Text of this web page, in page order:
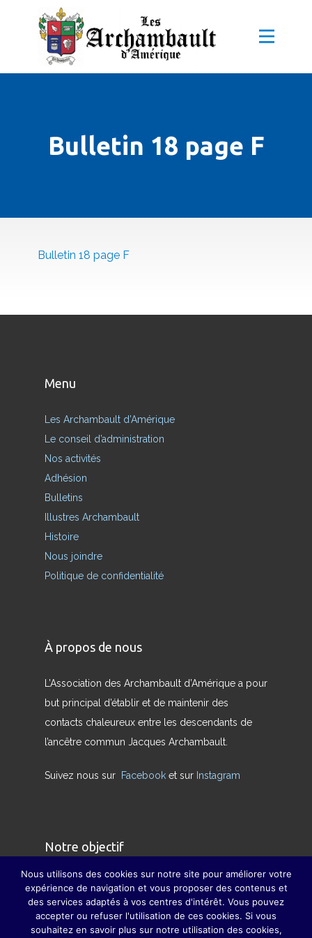
Bulletin 18 page F
Bulletin 18 page F
Menu
Les Archambault d’Amérique
Le conseil d’administration
Nos activités
Adhésion
Bulletins
Illustres Archambault
Histoire
Nous joindre
Politique de confidentialité
À propos de nous
L’Association des Archambault d’Amérique a pour
but principal d’établir et de maintenir des
contacts chaleureux entre les descendants de
l’ancêtre commun Jacques Archambault.
Suivez nous sur Facebook et sur Instagram
Notre objectif
Nous avons pour but de redonner son sens
véritable à la famille et à pallier, dans la mesure
du possible, la disparition des grandes fêtes de
Nous utilisons des cookies sur notre site pour améliorer votre
expérience de navigation et vous proposer des contenus et
des services adaptés à vos centres d'intérêt. Vous pouvez
accepter ou refuser l'utilisation de ces cookies. Si vous
souhaitez en savoir plus sur notre utilisation des cookies,